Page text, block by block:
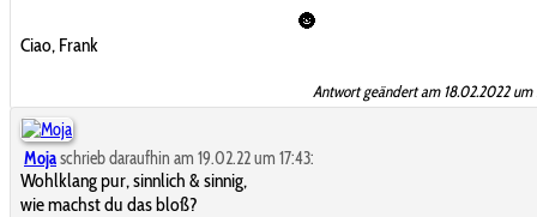
🌚
Ciao, Frank
Antwort geändert am 18.02.2022 um
Mojaschrieb daraufhin am 19.02.22 um 17:43:
Wohlklang pur, sinnlich & sinnig,
wie machst du das bloß?